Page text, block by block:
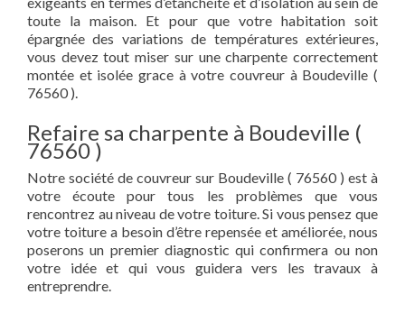
toute la maison. Et pour que votre habitation soit
épargnée des variations de températures extérieures,
vous devez tout miser sur une charpente correctement
montée et isolée grace à votre couvreur à Boudeville (
76560 ).
Refaire sa charpente à Boudeville (
76560 )
Notre société de couvreur sur Boudeville ( 76560 ) est à
votre écoute pour tous les problèmes que vous
rencontrez au niveau de votre toiture. Si vous pensez que
votre toiture a besoin d’être repensée et améliorée, nous
poserons un premier diagnostic qui confirmera ou non
votre idée et qui vous guidera vers les travaux à
entreprendre.